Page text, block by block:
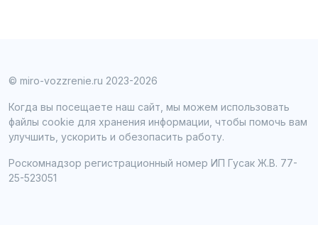
© miro-vozzrenie.ru 2023-2026
Когда вы посещаете наш сайт, мы можем использовать
файлы cookie для хранения информации, чтобы помочь вам
улучшить, ускорить и обезопасить работу.
Роскомнадзор регистрационный номер ИП Гусак Ж.В. 77-
25-523051